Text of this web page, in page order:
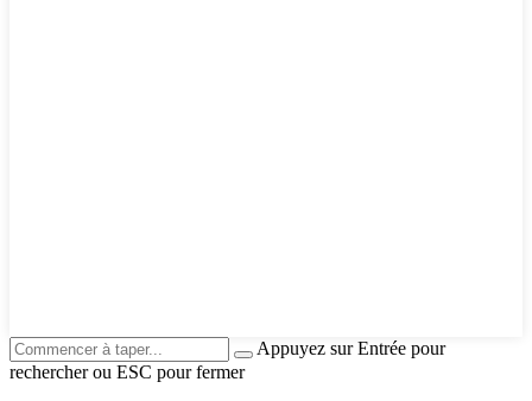
Appuyez sur Entrée pour
rechercher ou ESC pour fermer